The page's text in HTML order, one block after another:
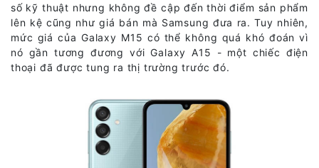
số kỹ thuật nhưng không đề cập đến thời điểm sản phẩm
lên kệ cũng như giá bán mà Samsung đưa ra. Tuy nhiên,
mức giá của Galaxy M15 có thể không quá khó đoán vì
nó gần tương đương với Galaxy A15 - một chiếc điện
thoại đã được tung ra thị trường trước đó.